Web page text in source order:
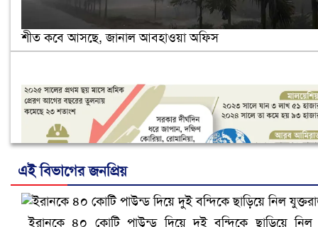
শীত কবে আসছে, জানাল আবহাওয়া অফিস
এই বিভাগের জনপ্রিয়
ইরানকে ৪০ কোটি পাউন্ড দিয়ে দুই বন্দিকে ছাড়িয়ে নিল